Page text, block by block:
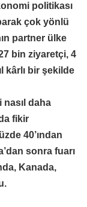
politikası
çok yönlü
partner ülke
bin ziyaretçi, 4
kârlı bir şekilde
daha
fikir
40’ından
sonra fuarı
Kanada,